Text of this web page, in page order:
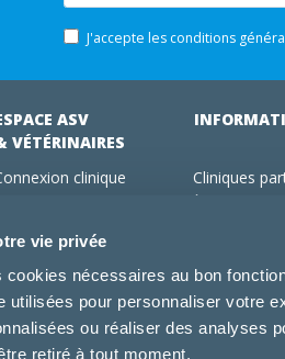
vie privée
nécessaires au bon
utilisées pour personnaliser votre
ou réaliser des analyses
retiré à tout moment.
J'accepte les conditions
ASV
VÉTÉRINAIRES
clinique
Devenir adhérent Vétorino
Cliniques
Utilisation
Conditions